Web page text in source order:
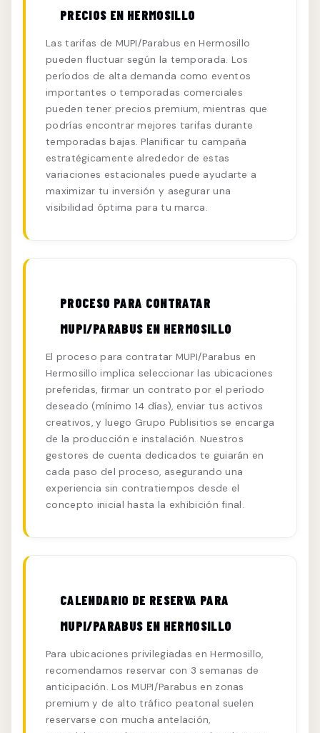
PRECIOS EN HERMOSILLO
Las tarifas de MUPI/Parabus en Hermosillo
pueden fluctuar según la temporada. Los
períodos de alta demanda como eventos
importantes o temporadas comerciales
pueden tener precios premium, mientras que
podrías encontrar mejores tarifas durante
temporadas bajas. Planificar tu campaña
estratégicamente alrededor de estas
variaciones estacionales puede ayudarte a
maximizar tu inversión y asegurar una
visibilidad óptima para tu marca.
PROCESO PARA CONTRATAR
MUPI/PARABUS EN HERMOSILLO
El proceso para contratar MUPI/Parabus en
Hermosillo implica seleccionar las ubicaciones
preferidas, firmar un contrato por el período
deseado (mínimo 14 días), enviar tus activos
creativos, y luego Grupo Publisitios se encarga
de la producción e instalación. Nuestros
gestores de cuenta dedicados te guiarán en
cada paso del proceso, asegurando una
experiencia sin contratiempos desde el
concepto inicial hasta la exhibición final.
CALENDARIO DE RESERVA PARA
MUPI/PARABUS EN HERMOSILLO
Para ubicaciones privilegiadas en Hermosillo,
recomendamos reservar con 3 semanas de
anticipación. Los MUPI/Parabus en zonas
premium y de alto tráfico peatonal suelen
reservarse con mucha antelación,